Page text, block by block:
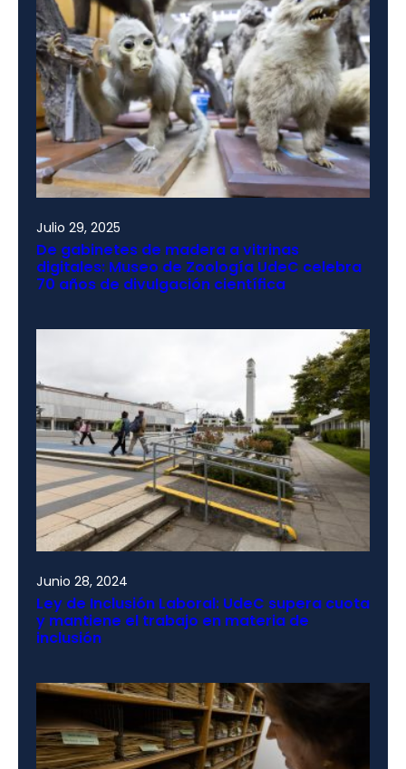
Julio 29, 2025
De gabinetes de madera a vitrinas
digitales: Museo de Zoología UdeC celebra
70 años de divulgación científica
Junio 28, 2024
Ley de Inclusión Laboral: UdeC supera cuota
y mantiene el trabajo en materia de
inclusión